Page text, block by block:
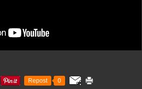
Repost 0